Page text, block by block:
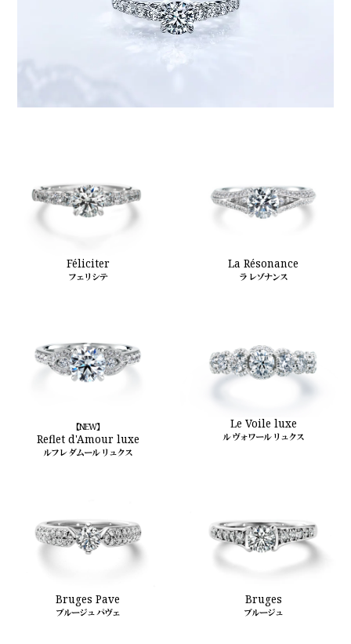
Féliciter
フェリシテ
La Résonance
ラ レゾナンス
【NEW】
Reflet d'Amour luxe
ルフレ ダムール リュクス
Le Voile luxe
ル ヴォワール リュクス
Bruges Pave
ブルージュ パヴェ
Bruges
ブルージュ